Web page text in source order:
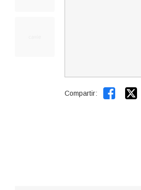
Compartir: 